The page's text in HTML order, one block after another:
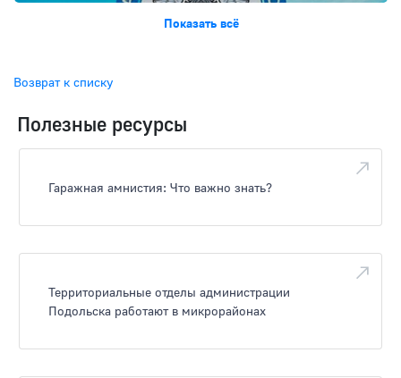
Показать всё
Возврат к списку
Полезные ресурсы
Гаражная амнистия: Что важно знать?
Территориальные отделы администрации
Подольска работают в микрорайонах